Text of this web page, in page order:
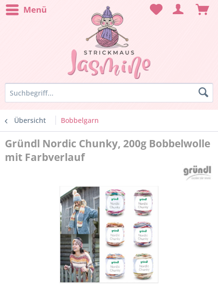
Menü
Übersicht Bobbelgarn
Gründl Nordic Chunky, 200g Bobbelwolle
mit Farbverlauf